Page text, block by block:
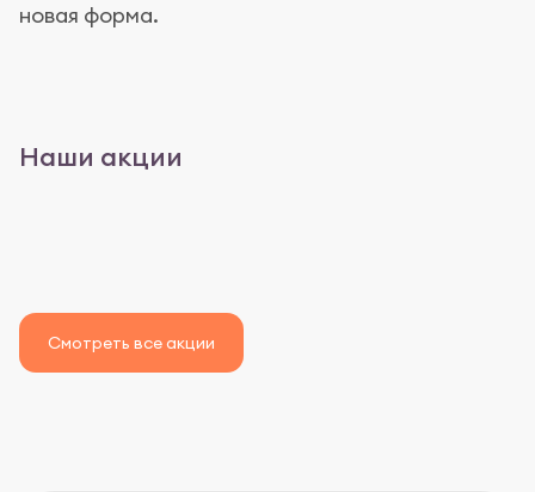
новая форма.
Наши акции
Смотреть все акции